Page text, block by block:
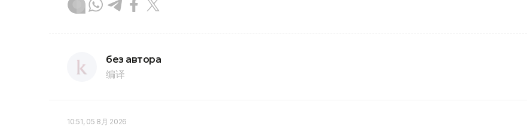
без автора
编译
10:51, 05 8月 2026